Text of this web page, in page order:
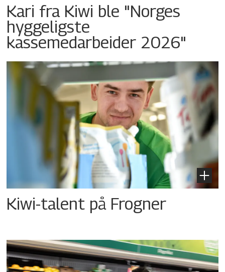
Kari fra Kiwi ble "Norges
hyggeligste
kassemedarbeider 2026"
Kiwi-talent på Frogner